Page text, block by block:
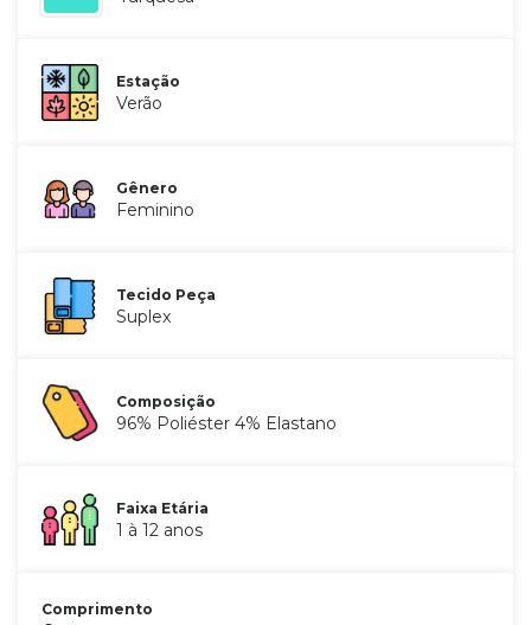
Estação
Verão
Gênero
Feminino
Tecido Peça
Suplex
Composição
96% Poliéster 4% Elastano
Faixa Etária
1 à 12 anos
Comprimento